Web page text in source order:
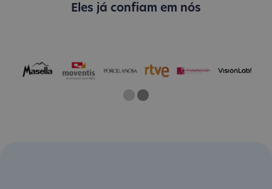
Eles já confiam em nós
OneTwo
Current Slide